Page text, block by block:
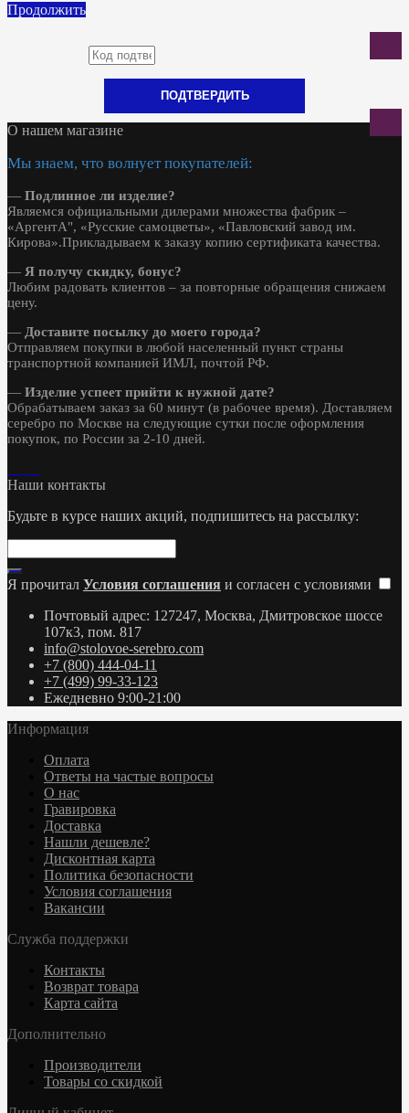
Продолжить
ПОДТВЕРДИТЬ
О нашем магазине
Мы знаем, что волнует покупателей:
— Подлинное ли изделие?
Являемся официальными дилерами множества фабрик –
«АргентА", «Русские самоцветы», «Павловский завод им.
Кирова».Прикладываем к заказу копию сертификата качества.
— Я получу скидку, бонус?
Любим радовать клиентов – за повторные обращения снижаем
цену.
— Доставите посылку до моего города?
Отправляем покупки в любой населенный пункт страны
транспортной компанией ИМЛ, почтой РФ.
— Изделие успеет прийти к нужной дате?
Обрабатываем заказ за 60 минут (в рабочее время). Доставляем
серебро по Москве на следующие сутки после оформления
покупок, по России за 2-10 дней.
Наши контакты
Будьте в курсе наших акций, подпишитесь на рассылку:
Я прочитал Условия соглашения и согласен с условиями
Почтовый адрес: 127247, Москва, Дмитровское шоссе
107к3, пом. 817
info@stolovoe-serebro.com
+7 (800) 444-04-11
+7 (499) 99-33-123
Ежедневно 9:00-21:00
Информация
Оплата
Ответы на частые вопросы
О нас
Гравировка
Доставка
Нашли дешевле?
Дисконтная карта
Политика безопасности
Условия соглашения
Вакансии
Служба поддержки
Контакты
Возврат товара
Карта сайта
Дополнительно
Производители
Товары со скидкой